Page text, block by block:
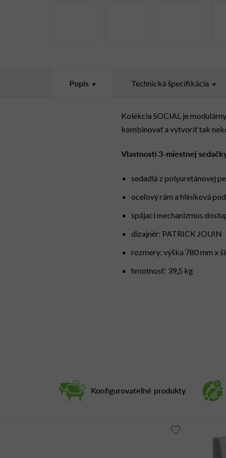
Konfigurovateľné produkty
Popis Technická špecifikácia
Kolekcia SOCIAL je
kombinovať a vytvoriť tak
Vlastnosti 3-miestnej
sedadlá z polyuretánovej
oceľový rám a hliníková
spájací mechanizmus
dizajnér: PATRICK JOUIN
rozmery: výška 780 mm x
hmotnosť: 39,5 kg